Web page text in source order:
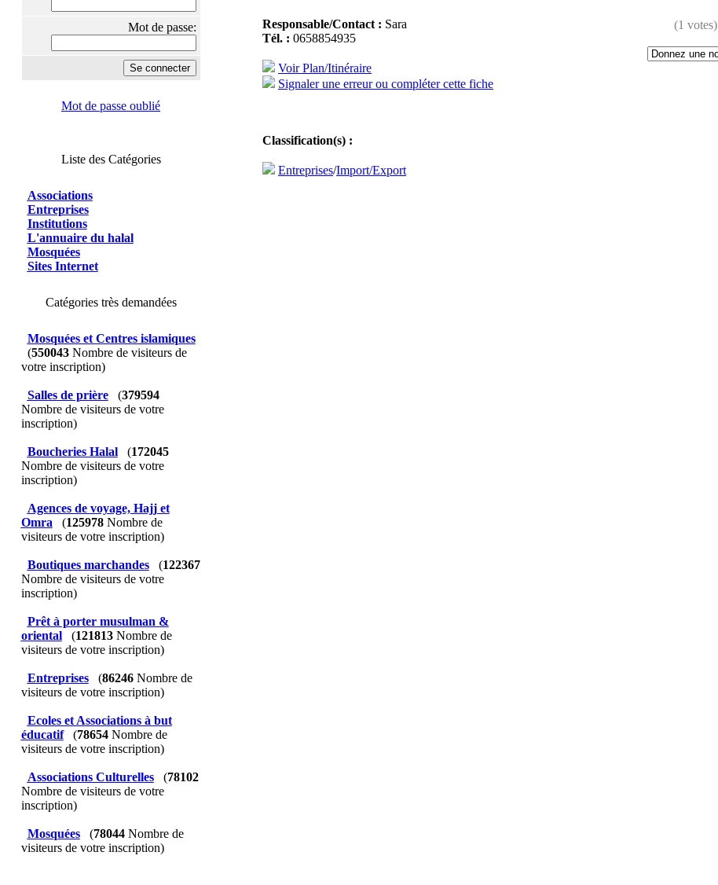
Mot de passe:
Mot de passe oublié
Liste des Catégories
Associations
Entreprises
Institutions
L'annuaire du halal
Mosquées
Sites Internet
Catégories très demandées
Mosquées et Centres islamiques
(550043Nombre de visiteurs de
votre inscription)
Salles de prière (379594
Nombre de visiteurs de votre
inscription)
Boucheries Halal (172045
Nombre de visiteurs de votre
inscription)
Agences de voyage, Hajj et
Omra
(125978Nombre de
visiteurs de votre inscription)
Boutiques marchandes (122367
Nombre de visiteurs de votre
inscription)
Prêt à porter musulman &
oriental
(121813Nombre de
visiteurs de votre inscription)
Entreprises (86246Nombre de
visiteurs de votre inscription)
Ecoles et Associations à but
éducatif
(78654Nombre de
visiteurs de votre inscription)
Associations Culturelles (78102
Nombre de visiteurs de votre
inscription)
Mosquées (78044Nombre de
visiteurs de votre inscription)
Responsable/Contact : Sara
Tél. : 0658854935
Voir Plan/Itinéraire
Signaler une erreur ou compléter cette fiche
Classification(s) :
Entreprises/Import/Export
(1 votes)